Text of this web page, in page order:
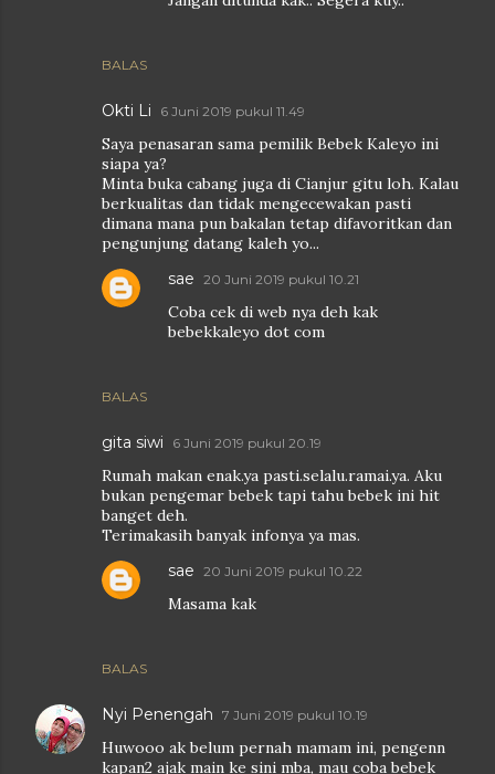
BALAS
Okti Li 6 Juni 2019 pukul 11.49
Saya penasaran sama pemilik Bebek Kaleyo ini
siapa ya?
Minta buka cabang juga di Cianjur gitu loh. Kalau
berkualitas dan tidak mengecewakan pasti
dimana mana pun bakalan tetap difavoritkan dan
pengunjung datang kaleh yo...
BALAS
sae 20 Juni 2019 pukul 10.21
Coba cek di web nya deh kak
bebekkaleyo dot com
gita siwi 6 Juni 2019 pukul 20.19
Rumah makan enak.ya pasti.selalu.ramai.ya. Aku
bukan pengemar bebek tapi tahu bebek ini hit
banget deh.
Terimakasih banyak infonya ya mas.
BALAS
sae 20 Juni 2019 pukul 10.22
Masama kak
Nyi Penengah 7 Juni 2019 pukul 10.19
Huwooo ak belum pernah mamam ini, pengenn
kapan2 ajak main ke sini mba, mau coba bebek